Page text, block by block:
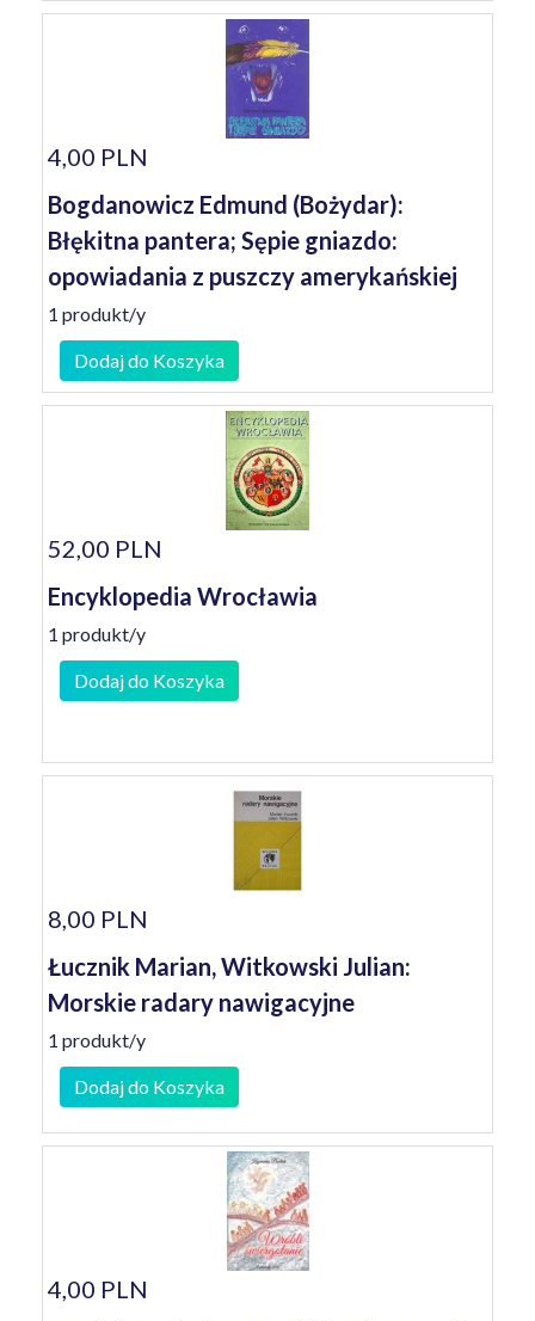
4,00 PLN
Bogdanowicz Edmund (Bożydar):
Błękitna pantera; Sępie gniazdo:
opowiadania z puszczy amerykańskiej
1 produkt/y
Dodaj do Koszyka
52,00 PLN
Encyklopedia Wrocławia
1 produkt/y
Dodaj do Koszyka
8,00 PLN
Łucznik Marian, Witkowski Julian:
Morskie radary nawigacyjne
1 produkt/y
Dodaj do Koszyka
4,00 PLN